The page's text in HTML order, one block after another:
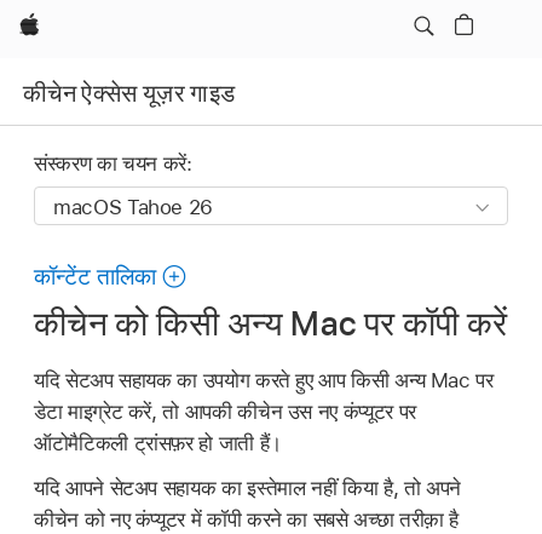
Apple
कीचेन ऐक्सेस यूज़र गाइड
संस्करण का चयन करें:
कॉन्टेंट तालिका
कीचेन को किसी अन्य Mac पर कॉपी करें
यदि सेटअप सहायक का उपयोग करते हुए आप किसी अन्य Mac पर
डेटा माइग्रेट करें, तो आपकी कीचेन उस नए कंप्यूटर पर
ऑटोमैटिकली ट्रांसफ़र हो जाती हैं।
यदि आपने सेटअप सहायक का इस्तेमाल नहीं किया है, तो अपने
कीचेन को नए कंप्यूटर में कॉपी करने का सबसे अच्छा तरीक़ा है